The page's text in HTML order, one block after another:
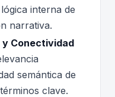
interna de
narrativa.
Conectividad
semántica de
clave.